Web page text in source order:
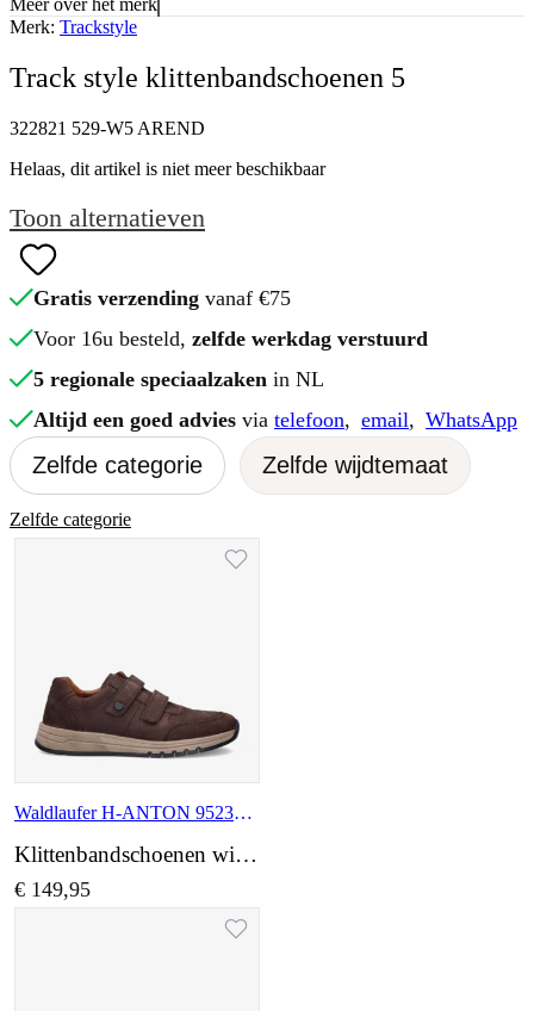
Meer over het merk
Merk: Trackstyle
Track style klittenbandschoenen 5
322821 529-W5 AREND
Helaas, dit artikel is niet meer beschikbaar
Toon alternatieven
Gratis verzending vanaf €75
Voor 16u besteld, zelfde werkdag verstuurd
5 regionale speciaalzaken in NL
Altijd een goed advies via telefoon, email, WhatsApp
Zelfde categorie Zelfde wijdtemaat
Zelfde categorie
Waldlaufer H-ANTON 952302 182 031
Klittenbandschoenen wijdte H
€ 149,95